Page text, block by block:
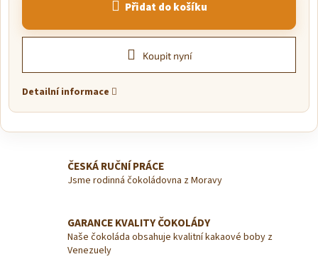
Přidat do košíku
Koupit nyní
Detailní informace
ČESKÁ RUČNÍ PRÁCE
Jsme rodinná čokoládovna z Moravy
GARANCE KVALITY ČOKOLÁDY
Naše čokoláda obsahuje kvalitní kakaové boby z
Venezuely